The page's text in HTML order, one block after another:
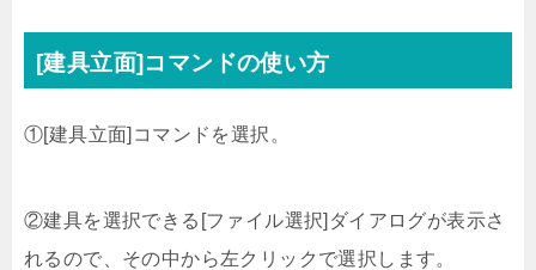
[建具立面]コマンドの使い方
①[建具立面]コマンドを選択。
②建具を選択できる[ファイル選択]ダイアログが表示さ
れるので、その中から左クリックで選択します。